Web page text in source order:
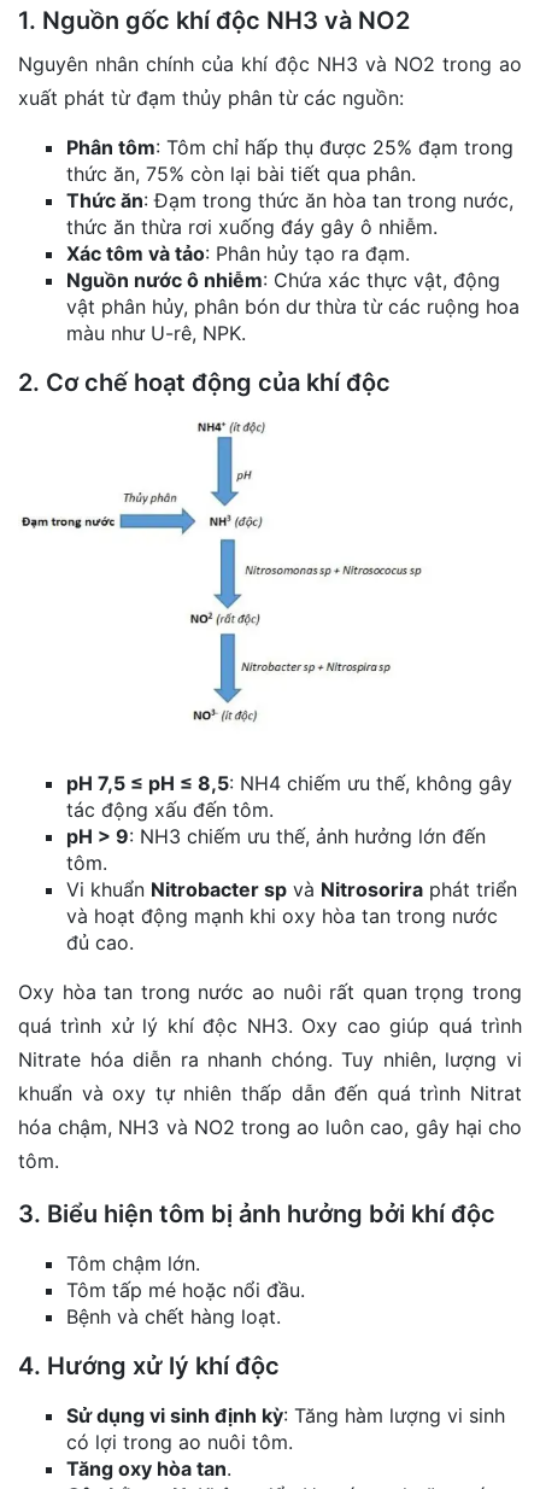
sẻ
Liên
1. Nguồn gốc khí độc NH3 và NO2
Nguyên nhân chính của khí độc NH3 và NO2 trong ao
xuất phát từ đạm thủy phân từ các nguồn:
Phân tôm: Tôm chỉ hấp thụ được 25% đạm trong
thức ăn, 75% còn lại bài tiết qua phân.
Thức ăn: Đạm trong thức ăn hòa tan trong nước,
thức ăn thừa rơi xuống đáy gây ô nhiễm.
Xác tôm và tảo: Phân hủy tạo ra đạm.
Nguồn nước ô nhiễm: Chứa xác thực vật, động
vật phân hủy, phân bón dư thừa từ các ruộng hoa
màu như U-rê, NPK.
2. Cơ chế hoạt động của khí độc
pH 7,5 ≤ pH ≤ 8,5: NH4 chiếm ưu thế, không gây
tác động xấu đến tôm.
pH > 9: NH3 chiếm ưu thế, ảnh hưởng lớn đến
tôm.
Vi khuẩn Nitrobacter sp và Nitrosorira phát triển
và hoạt động mạnh khi oxy hòa tan trong nước
đủ cao.
Oxy hòa tan trong nước ao nuôi rất quan trọng trong
quá trình xử lý khí độc NH3. Oxy cao giúp quá trình
Nitrate hóa diễn ra nhanh chóng. Tuy nhiên, lượng vi
khuẩn và oxy tự nhiên thấp dẫn đến quá trình Nitrat
hóa chậm, NH3 và NO2 trong ao luôn cao, gây hại cho
tôm.
3. Biểu hiện tôm bị ảnh hưởng bởi khí độc
Tôm chậm lớn.
Tôm tấp mé hoặc nổi đầu.
Bệnh và chết hàng loạt.
4. Hướng xử lý khí độc
Sử dụng vi sinh định kỳ: Tăng hàm lượng vi sinh
có lợi trong ao nuôi tôm.
Tăng oxy hòa tan.